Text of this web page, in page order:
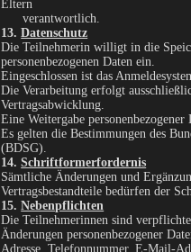
Eltern
verantwortlich.
13.Datenschutz
Die Teilnehmerin willigt in die
personenbezogenen Daten ein.
Eingeschlossen ist das
Die Verarbeitung erfolgt
Vertragsabwicklung.
Eine Weitergabe
Es gelten die Bestimmungen des
(BDSG).
14.Schriftformerfordernis
Sämtliche Änderungen und
Vertragsbestandteile bedürfen der
15.Nebenpflichten
Die Teilnehmerinnen sind
Änderungen personenbezogener
Adresse, Telefonnummer, E-Mail-